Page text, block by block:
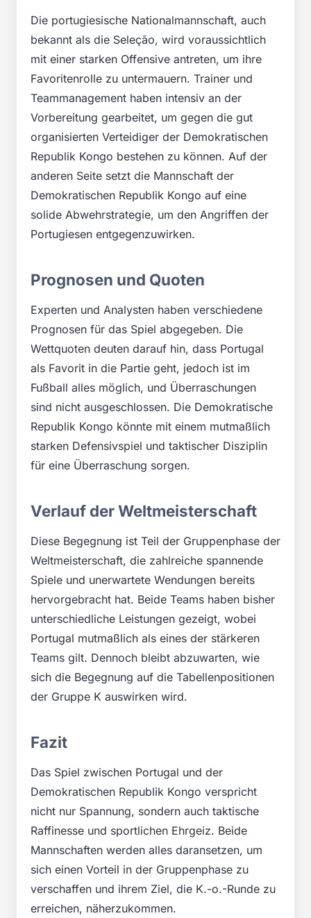
Die portugiesische Nationalmannschaft, auch
bekannt als die Seleção, wird voraussichtlich
mit einer starken Offensive antreten, um ihre
Favoritenrolle zu untermauern. Trainer und
Teammanagement haben intensiv an der
Vorbereitung gearbeitet, um gegen die gut
organisierten Verteidiger der Demokratischen
Republik Kongo bestehen zu können. Auf der
anderen Seite setzt die Mannschaft der
Demokratischen Republik Kongo auf eine
solide Abwehrstrategie, um den Angriffen der
Portugiesen entgegenzuwirken.
Prognosen und Quoten
Experten und Analysten haben verschiedene
Prognosen für das Spiel abgegeben. Die
Wettquoten deuten darauf hin, dass Portugal
als Favorit in die Partie geht, jedoch ist im
Fußball alles möglich, und Überraschungen
sind nicht ausgeschlossen. Die Demokratische
Republik Kongo könnte mit einem mutmaßlich
starken Defensivspiel und taktischer Disziplin
für eine Überraschung sorgen.
Verlauf der Weltmeisterschaft
Diese Begegnung ist Teil der Gruppenphase der
Weltmeisterschaft, die zahlreiche spannende
Spiele und unerwartete Wendungen bereits
hervorgebracht hat. Beide Teams haben bisher
unterschiedliche Leistungen gezeigt, wobei
Portugal mutmaßlich als eines der stärkeren
Teams gilt. Dennoch bleibt abzuwarten, wie
sich die Begegnung auf die Tabellenpositionen
der Gruppe K auswirken wird.
Fazit
Das Spiel zwischen Portugal und der
Demokratischen Republik Kongo verspricht
nicht nur Spannung, sondern auch taktische
Raffinesse und sportlichen Ehrgeiz. Beide
Mannschaften werden alles daransetzen, um
sich einen Vorteil in der Gruppenphase zu
verschaffen und ihrem Ziel, die K.-o.-Runde zu
erreichen, näherzukommen.